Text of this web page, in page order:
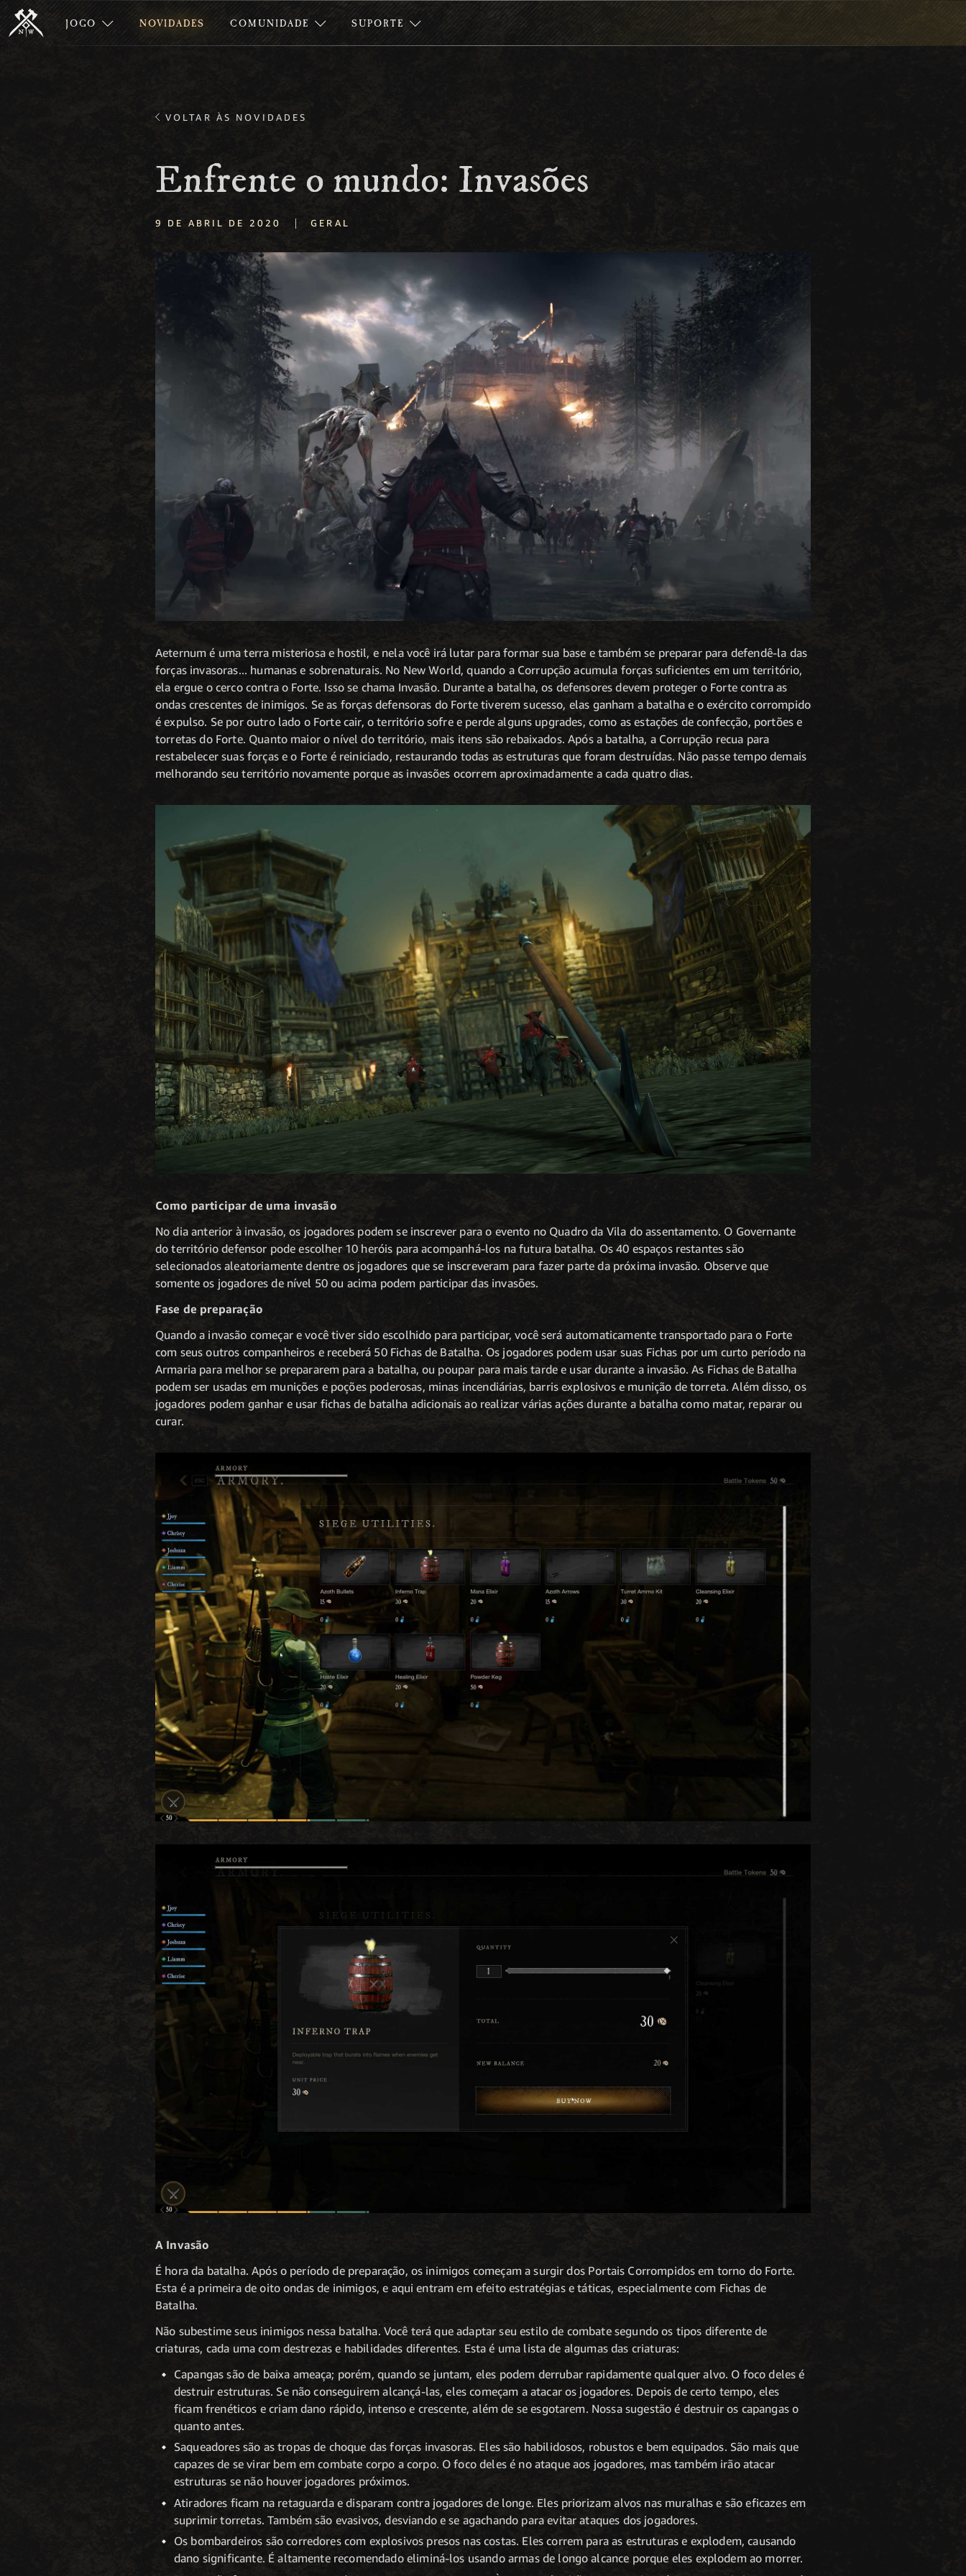
JOGO NOVIDADES COMUNIDADE SUPORTE
VOLTAR ÀS NOVIDADES
Enfrente o mundo: Invasões
9 DE ABRIL DE 2020 | GERAL
Aeternum é uma terra misteriosa e hostil, e nela você irá lutar para formar sua base e também se preparar para defendê-la das
forças invasoras... humanas e sobrenaturais. No New World, quando a Corrupção acumula forças suficientes em um território,
ela ergue o cerco contra o Forte. Isso se chama Invasão. Durante a batalha, os defensores devem proteger o Forte contra as
ondas crescentes de inimigos. Se as forças defensoras do Forte tiverem sucesso, elas ganham a batalha e o exército corrompido
é expulso. Se por outro lado o Forte cair, o território sofre e perde alguns upgrades, como as estações de confecção, portões e
torretas do Forte. Quanto maior o nível do território, mais itens são rebaixados. Após a batalha, a Corrupção recua para
restabelecer suas forças e o Forte é reiniciado, restaurando todas as estruturas que foram destruídas. Não passe tempo demais
melhorando seu território novamente porque as invasões ocorrem aproximadamente a cada quatro dias.
Como participar de uma invasão
No dia anterior à invasão, os jogadores podem se inscrever para o evento no Quadro da Vila do assentamento. O Governante
do território defensor pode escolher 10 heróis para acompanhá-los na futura batalha. Os 40 espaços restantes são
selecionados aleatoriamente dentre os jogadores que se inscreveram para fazer parte da próxima invasão. Observe que
somente os jogadores de nível 50 ou acima podem participar das invasões.
Fase de preparação
Quando a invasão começar e você tiver sido escolhido para participar, você será automaticamente transportado para o Forte
com seus outros companheiros e receberá 50 Fichas de Batalha. Os jogadores podem usar suas Fichas por um curto período na
Armaria para melhor se prepararem para a batalha, ou poupar para mais tarde e usar durante a invasão. As Fichas de Batalha
podem ser usadas em munições e poções poderosas, minas incendiárias, barris explosivos e munição de torreta. Além disso, os
jogadores podem ganhar e usar fichas de batalha adicionais ao realizar várias ações durante a batalha como matar, reparar ou
curar.
A Invasão
É hora da batalha. Após o período de preparação, os inimigos começam a surgir dos Portais Corrompidos em torno do Forte.
Esta é a primeira de oito ondas de inimigos, e aqui entram em efeito estratégias e táticas, especialmente com Fichas de
Batalha.
Não subestime seus inimigos nessa batalha. Você terá que adaptar seu estilo de combate segundo os tipos diferente de
criaturas, cada uma com destrezas e habilidades diferentes. Esta é uma lista de algumas das criaturas:
Capangas são de baixa ameaça; porém, quando se juntam, eles podem derrubar rapidamente qualquer alvo. O foco deles é
destruir estruturas. Se não conseguirem alcançá-las, eles começam a atacar os jogadores. Depois de certo tempo, eles
ficam frenéticos e criam dano rápido, intenso e crescente, além de se esgotarem. Nossa sugestão é destruir os capangas o
quanto antes.
Saqueadores são as tropas de choque das forças invasoras. Eles são habilidosos, robustos e bem equipados. São mais que
capazes de se virar bem em combate corpo a corpo. O foco deles é no ataque aos jogadores, mas também irão atacar
estruturas se não houver jogadores próximos.
Atiradores ficam na retaguarda e disparam contra jogadores de longe. Eles priorizam alvos nas muralhas e são eficazes em
suprimir torretas. Também são evasivos, desviando e se agachando para evitar ataques dos jogadores.
Os bombardeiros são corredores com explosivos presos nas costas. Eles correm para as estruturas e explodem, causando
dano significante. É altamente recomendado eliminá-los usando armas de longo alcance porque eles explodem ao morrer.